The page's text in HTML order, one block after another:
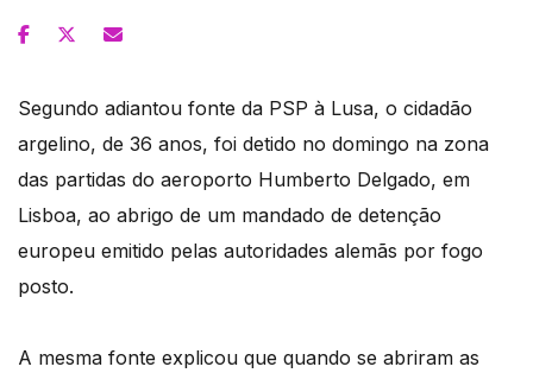
Segundo adiantou fonte da PSP à Lusa, o cidadão
argelino, de 36 anos, foi detido no domingo na zona
das partidas do aeroporto Humberto Delgado, em
Lisboa, ao abrigo de um mandado de detenção
europeu emitido pelas autoridades alemãs por fogo
posto.
A mesma fonte explicou que quando se abriram as